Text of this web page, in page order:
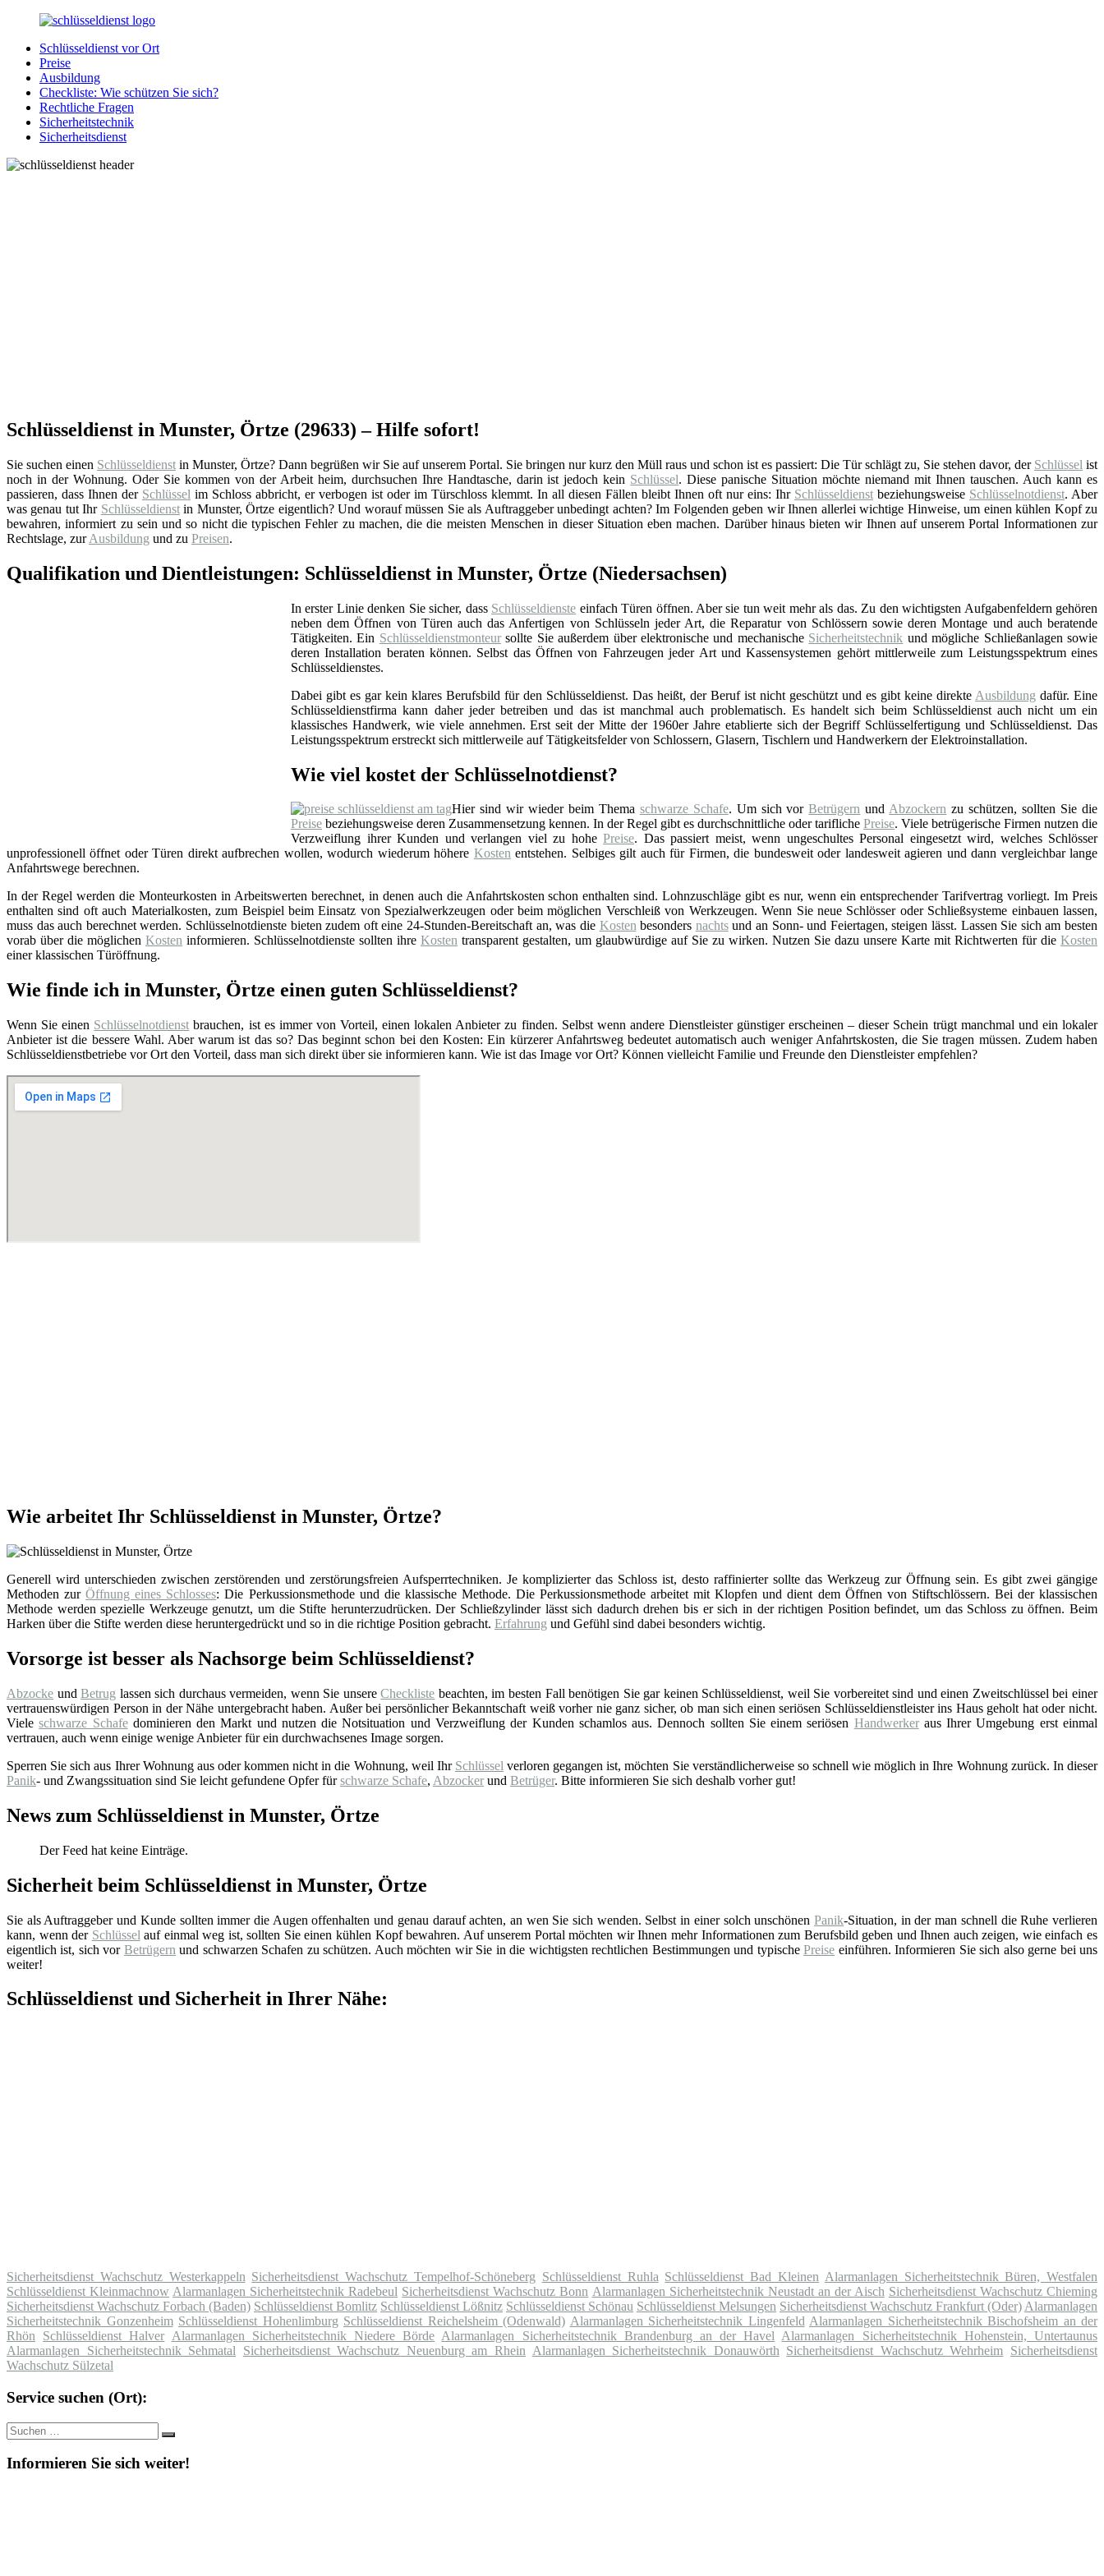
Zurück
Inhalt
SchluesseldienstDirekt.de
Ihre
Notlage
wird
gelöst!
Schlüsseldienst vor Ort
Preise
Ausbildung
Checkliste: Wie schützen Sie sich?
Rechtliche Fragen
Sicherheitstechnik
Sicherheitsdienst
Schlüsseldienst in Munster, Örtze (29633) – Hilfe sofort!
Sie suchen einen Schlüsseldienst in Munster, Örtze? Dann begrüßen wir Sie auf unserem Portal. Sie bringen nur kurz den Müll raus und schon ist es passiert: Die Tür schlägt zu, Sie stehen davor, der Schlüssel ist
noch in der Wohnung. Oder Sie kommen von der Arbeit heim, durchsuchen Ihre Handtasche, darin ist jedoch kein Schlüssel. Diese panische Situation möchte niemand mit Ihnen tauschen. Auch kann es
passieren, dass Ihnen der Schlüssel im Schloss abbricht, er verbogen ist oder im Türschloss klemmt. In all diesen Fällen bleibt Ihnen oft nur eins: Ihr Schlüsseldienst beziehungsweise Schlüsselnotdienst. Aber
was genau tut Ihr Schlüsseldienstin Munster, Örtze eigentlich? Und worauf müssen Sie als Auftraggeber unbedingt achten? Im Folgenden geben wir Ihnen allerlei wichtige Hinweise, um einen kühlen Kopf zu
bewahren, informiert zu sein und so nicht die typischen Fehler zu machen, die die meisten Menschen in dieser Situation eben machen. Darüber hinaus bieten wir Ihnen auf unserem Portal Informationen zur
Rechtslage, zurAusbildung und zu Preisen.
Qualifikation und Dientleistungen: Schlüsseldienst in Munster, Örtze (Niedersachsen)
In erster Linie denken Sie sicher, dass Schlüsseldienste einfach Türen öffnen. Aber sie tun weit mehr als das. Zu den wichtigsten Aufgabenfeldern gehören
neben dem Öffnen von Türen auch das Anfertigen von Schlüsseln jeder Art, die Reparatur von Schlössern sowie deren Montage und auch beratende
Tätigkeiten. Ein Schlüsseldienstmonteursollte Sie außerdem über elektronische und mechanische Sicherheitstechnik und mögliche Schließanlagen sowie
deren Installation beraten können. Selbst das Öffnen von Fahrzeugen jeder Art und Kassensystemen gehört mittlerweile zum Leistungsspektrum eines
Schlüsseldienstes.
Dabei gibt es gar kein klares Berufsbild für den Schlüsseldienst. Das heißt, der Beruf ist nicht geschützt und es gibt keine direkte Ausbildung dafür. Eine
Schlüsseldienstfirma kann daher jeder betreiben und das ist manchmal auch problematisch. Es handelt sich beim Schlüsseldienst auch nicht um ein
klassisches Handwerk, wie viele annehmen. Erst seit der Mitte der 1960er Jahre etablierte sich der Begriff Schlüsselfertigung und Schlüsseldienst. Das
Leistungsspektrum erstreckt sich mittlerweile auf Tätigkeitsfelder von Schlossern, Glasern, Tischlern und Handwerkern der Elektroinstallation.
Wie viel kostet der Schlüsselnotdienst?
Hier sind wir wieder beim Thema schwarze Schafe. Um sich vorBetrügern undAbzockern zu schützen, sollten Sie die
Preise beziehungsweise deren Zusammensetzung kennen. In der Regel gibt es durchschnittliche oder tarifliche Preise. Viele betrügerische Firmen nutzen die
Verzweiflung ihrer Kunden und verlangen viel zu hohe Preise. Das passiert meist, wenn ungeschultes Personal eingesetzt wird, welches Schlösser
unprofessionell öffnet oder Türen direkt aufbrechen wollen, wodurch wiederum höhere Kostenentstehen. Selbiges gilt auch für Firmen, die bundesweit oder landesweit agieren und dann vergleichbar lange
Anfahrtswege berechnen.
In der Regel werden die Monteurkosten in Arbeitswerten berechnet, in denen auch die Anfahrtskosten schon enthalten sind. Lohnzuschläge gibt es nur, wenn ein entsprechender Tarifvertrag vorliegt. Im Preis
enthalten sind oft auch Materialkosten, zum Beispiel beim Einsatz von Spezialwerkzeugen oder beim möglichen Verschleiß von Werkzeugen. Wenn Sie neue Schlösser oder Schließsysteme einbauen lassen,
muss das auch berechnet werden. Schlüsselnotdienste bieten zudem oft eine 24-Stunden-Bereitschaft an, was die Kostenbesonders nachtsund an Sonn- und Feiertagen, steigen lässt. Lassen Sie sich am besten
vorab über die möglichen Kosten informieren. Schlüsselnotdienste sollten ihre Kosten transparent gestalten, um glaubwürdige auf Sie zu wirken. Nutzen Sie dazu unsere Karte mit Richtwerten für die Kosten
einer klassischen Türöffnung.
Wie finde ich in Munster, Örtze einen guten Schlüsseldienst?
Wenn Sie einen Schlüsselnotdienst brauchen, ist es immer von Vorteil, einen lokalen Anbieter zu finden. Selbst wenn andere Dienstleister günstiger erscheinen – dieser Schein trügt manchmal und ein lokaler
Anbieter ist die bessere Wahl. Aber warum ist das so? Das beginnt schon bei den Kosten: Ein kürzerer Anfahrtsweg bedeutet automatisch auch weniger Anfahrtskosten, die Sie tragen müssen. Zudem haben
Schlüsseldienstbetriebe vor Ort den Vorteil, dass man sich direkt über sie informieren kann. Wie ist das Image vor Ort? Können vielleicht Familie und Freunde den Dienstleister empfehlen?
Wie arbeitet Ihr Schlüsseldienst in Munster, Örtze?
Generell wird unterschieden zwischen zerstörenden und zerstörungsfreien Aufsperrtechniken. Je komplizierter das Schloss ist, desto raffinierter sollte das Werkzeug zur Öffnung sein. Es gibt zwei gängige
Methoden zurÖffnung eines Schlosses: Die Perkussionsmethode und die klassische Methode. Die Perkussionsmethode arbeitet mit Klopfen und dient dem Öffnen von Stiftschlössern. Bei der klassischen
Methode werden spezielle Werkzeuge genutzt, um die Stifte herunterzudrücken. Der Schließzylinder lässt sich dadurch drehen bis er sich in der richtigen Position befindet, um das Schloss zu öffnen. Beim
Harken über die Stifte werden diese heruntergedrückt und so in die richtige Position gebracht. Erfahrung und Gefühl sind dabei besonders wichtig.
Vorsorge ist besser als Nachsorge beim Schlüsseldienst?
Abzocke undBetrug lassen sich durchaus vermeiden, wenn Sie unsereCheckliste beachten, im besten Fall benötigen Sie gar keinen Schlüsseldienst, weil Sie vorbereitet sind und einen Zweitschlüssel bei einer
vertrauenswürdigen Person in der Nähe untergebracht haben. Außer bei persönlicher Bekanntschaft weiß vorher nie ganz sicher, ob man sich einen seriösen Schlüsseldienstleister ins Haus geholt hat oder nicht.
Vieleschwarze Schafedominieren den Markt und nutzen die Notsituation und Verzweiflung der Kunden schamlos aus. Dennoch sollten Sie einem seriösen Handwerkeraus Ihrer Umgebung erst einmal
vertrauen, auch wenn einige wenige Anbieter für ein durchwachsenes Image sorgen.
Sperren Sie sich aus Ihrer Wohnung aus oder kommen nicht in die Wohnung, weil Ihr Schlüssel verloren gegangen ist, möchten Sie verständlicherweise so schnell wie möglich in Ihre Wohnung zurück. In dieser
Panik- und Zwangssituation sind Sie leicht gefundene Opfer fürschwarze Schafe, Abzocker und Betrüger. Bitte informieren Sie sich deshalb vorher gut!
News zum Schlüsseldienst in Munster, Örtze
Der Feed hat keine Einträge.
Sicherheit beim Schlüsseldienst in Munster, Örtze
Sie als Auftraggeber und Kunde sollten immer die Augen offenhalten und genau darauf achten, an wen Sie sich wenden. Selbst in einer solch unschönenPanik-Situation, in der man schnell die Ruhe verlieren
kann, wenn der Schlüssel auf einmal weg ist, sollten Sie einen kühlen Kopf bewahren. Auf unserem Portal möchten wir Ihnen mehr Informationen zum Berufsbild geben und Ihnen auch zeigen, wie einfach es
eigentlich ist, sich vor Betrügern und schwarzen Schafen zu schützen. Auch möchten wir Sie in die wichtigsten rechtlichen Bestimmungen und typischePreise einführen. Informieren Sie sich also gerne bei uns
weiter!
Schlüsseldienst und Sicherheit in Ihrer Nähe:
Sicherheitsdienst Wachschutz Westerkappeln Sicherheitsdienst Wachschutz Tempelhof-Schöneberg Schlüsseldienst Ruhla Schlüsseldienst Bad Kleinen Alarmanlagen Sicherheitstechnik Büren, Westfalen
Schlüsseldienst Kleinmachnow Alarmanlagen Sicherheitstechnik Radebeul Sicherheitsdienst Wachschutz Bonn Alarmanlagen Sicherheitstechnik Neustadt an der Aisch Sicherheitsdienst Wachschutz Chieming
Sicherheitsdienst Wachschutz Forbach (Baden) Schlüsseldienst Bomlitz Schlüsseldienst Lößnitz Schlüsseldienst Schönau Schlüsseldienst Melsungen Sicherheitsdienst Wachschutz Frankfurt (Oder) Alarmanlagen
Sicherheitstechnik Gonzenheim Schlüsseldienst Hohenlimburg Schlüsseldienst Reichelsheim (Odenwald) Alarmanlagen Sicherheitstechnik Lingenfeld Alarmanlagen Sicherheitstechnik Bischofsheim an der
Rhön
Schlüsseldienst Halver Alarmanlagen Sicherheitstechnik Niedere Börde Alarmanlagen Sicherheitstechnik Brandenburg an der Havel Alarmanlagen Sicherheitstechnik Hohenstein, Untertaunus
Alarmanlagen Sicherheitstechnik Sehmatal
Sicherheitsdienst Wachschutz Neuenburg am Rhein Alarmanlagen Sicherheitstechnik Donauwörth Sicherheitsdienst Wachschutz Wehrheim Sicherheitsdienst
Wachschutz Sülzetal
Service suchen (Ort):
Suche
nach:
Suchen
Informieren Sie sich weiter!